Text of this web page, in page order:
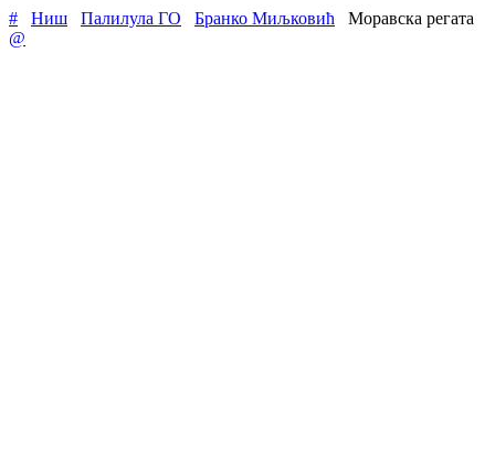
# Ниш Палилула ГО Бранко Миљковић
Моравска регата
@